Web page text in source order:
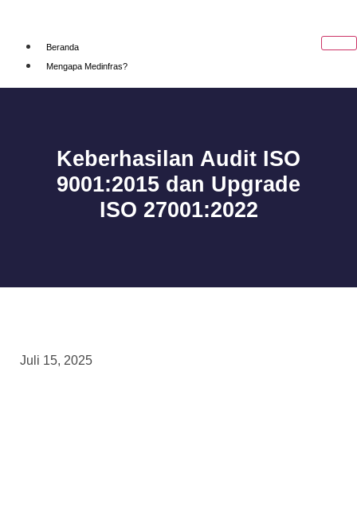
Beranda
Mengapa Medinfras?
Dashboard Rumah Sakit
Berita
Keberhasilan Audit ISO
9001:2015 dan Upgrade
ISO 27001:2022
Juli 15, 2025